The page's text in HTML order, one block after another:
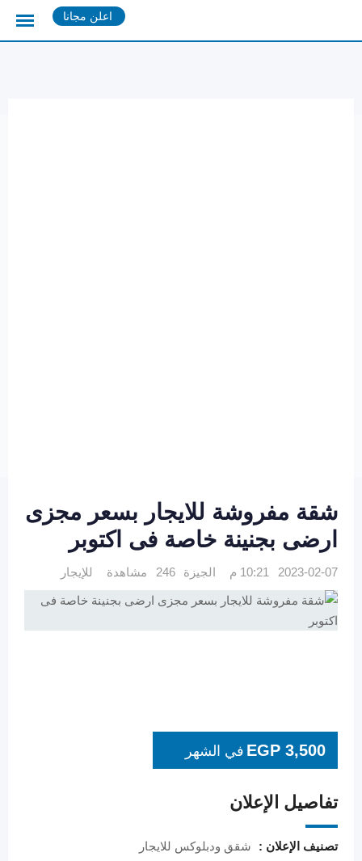
اعلن مجانا
شقة مفروشة للايجار بسعر مجزى
ارضى بجنينة خاصة فى اكتوبر
2023-02-07 10:21 م الجيزة 246 مشاهدة للإيجار
EGP 3,500 في الشهر
تفاصيل الإعلان
تصنيف الإعلان : شقق ودبلوكس للايجار